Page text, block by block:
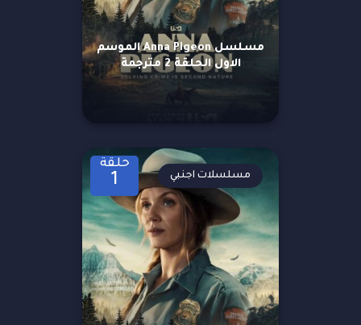
مسلسل Anna Pigeon الموسم
الاول الحلقة 2 مترجمة
حلقة
1 مسلسلات اجنبي